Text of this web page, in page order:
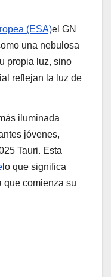
(ESA)el GN
una nebulosa
propia luz, sino
reflejan la luz de
iluminada
jóvenes,
Tauri. Esta
lo que significa
que comienza su